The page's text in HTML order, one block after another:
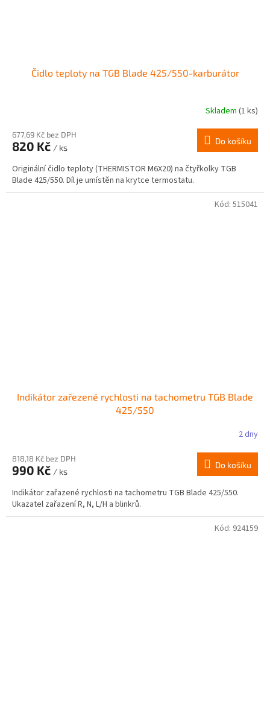
Čidlo teploty na TGB Blade 425/550-karburátor
Skladem (1 ks)
677,69 Kč bez DPH
820 Kč / ks
Do košíku
Originální čidlo teploty (THERMISTOR M6X20) na čtyřkolky TGB
Blade 425/550. Díl je umístěn na krytce termostatu.
Indikátor zařezené rychlosti na tachometru TGB Blade
425/550
2 dny
818,18 Kč bez DPH
990 Kč / ks
Do košíku
Indikátor zařazené rychlosti na tachometru TGB Blade 425/550.
Ukazatel zařazení R, N, L/H a blinkrů.
Kód: 515041
Kód: 924159